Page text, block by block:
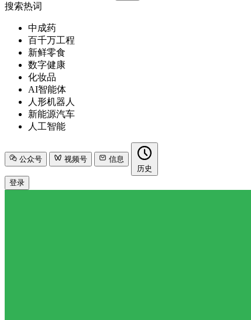
搜索热词
中成药
百千万工程
新鲜零食
数字健康
化妆品
AI智能体
人形机器人
新能源汽车
人工智能
公众号 视频号
信息
历史
登录